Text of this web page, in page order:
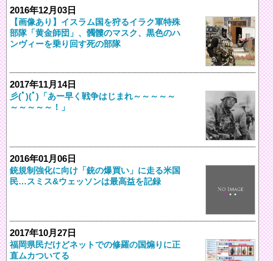
2016年12月03日
【画像あり】イスラム国を狩るイラク軍特殊
部隊「黄金師団」、髑髏のマスク、黒色のハ
ンヴィーを乗り回す死の部隊
2017年11月14日
彡(ﾟ)(ﾟ)「あー早く戦争はじまれ～～～～～
～～～～～！」
2016年01月06日
銃規制強化に向け「銃の爆買い」に走る米国
民…スミス&ウェッソンは最高益を記録
2017年10月27日
福岡県民だけどネットでの修羅の国煽りに正
直ムカついてる